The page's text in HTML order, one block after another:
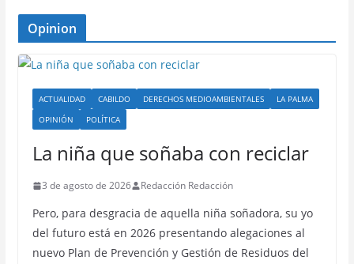
Opinion
ACTUALIDAD CABILDO DERECHOS MEDIOAMBIENTALES
LA PALMA
OPINIÓN
POLÍTICA
La niña que soñaba con reciclar
3 de agosto de 2026 Redacción Redacción
Pero, para desgracia de aquella niña soñadora, su yo
del futuro está en 2026 presentando alegaciones al
nuevo Plan de Prevención y Gestión de Residuos del